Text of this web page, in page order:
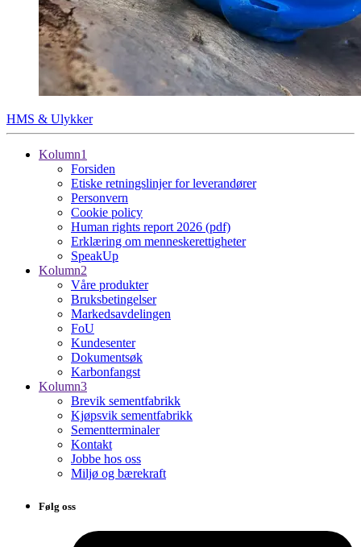
HMS & Ulykker
Kolumn1
Forsiden
Etiske retningslinjer for leverandører
Personvern
Cookie policy
Human rights report 2026 (pdf)
Erklæring om menneskerettigheter
SpeakUp
Kolumn2
Våre produkter
Bruksbetingelser
Markedsavdelingen
FoU
Kundesenter
Dokumentsøk
Karbonfangst
Kolumn3
Brevik sementfabrikk
Kjøpsvik sementfabrikk
Sementterminaler
Kontakt
Jobbe hos oss
Miljø og bærekraft
Følg oss